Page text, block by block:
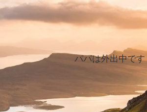
パパは外出中です